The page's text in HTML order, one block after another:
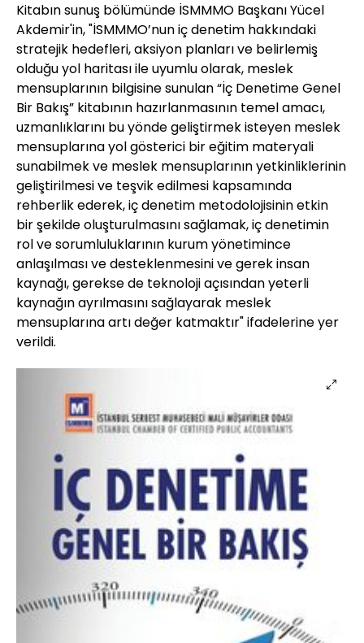
Kitabın sunuş bölümünde İSMMMO Başkanı Yücel
Akdemir'in, "İSMMMO’nun iç denetim hakkındaki
stratejik hedefleri, aksiyon planları ve belirlemiş
olduğu yol haritası ile uyumlu olarak, meslek
mensuplarının bilgisine sunulan “İç Denetime Genel
Bir Bakış” kitabının hazırlanmasının temel amacı,
uzmanlıklarını bu yönde geliştirmek isteyen meslek
mensuplarına yol gösterici bir eğitim materyali
sunabilmek ve meslek mensuplarının yetkinliklerinin
geliştirilmesi ve teşvik edilmesi kapsamında
rehberlik ederek, iç denetim metodolojisinin etkin
bir şekilde oluşturulmasını sağlamak, iç denetimin
rol ve sorumluluklarının kurum yönetimince
anlaşılması ve desteklenmesini ve gerek insan
kaynağı, gerekse de teknoloji açısından yeterli
kaynağın ayrılmasını sağlayarak meslek
mensuplarına artı değer katmaktır" ifadelerine yer
verildi.